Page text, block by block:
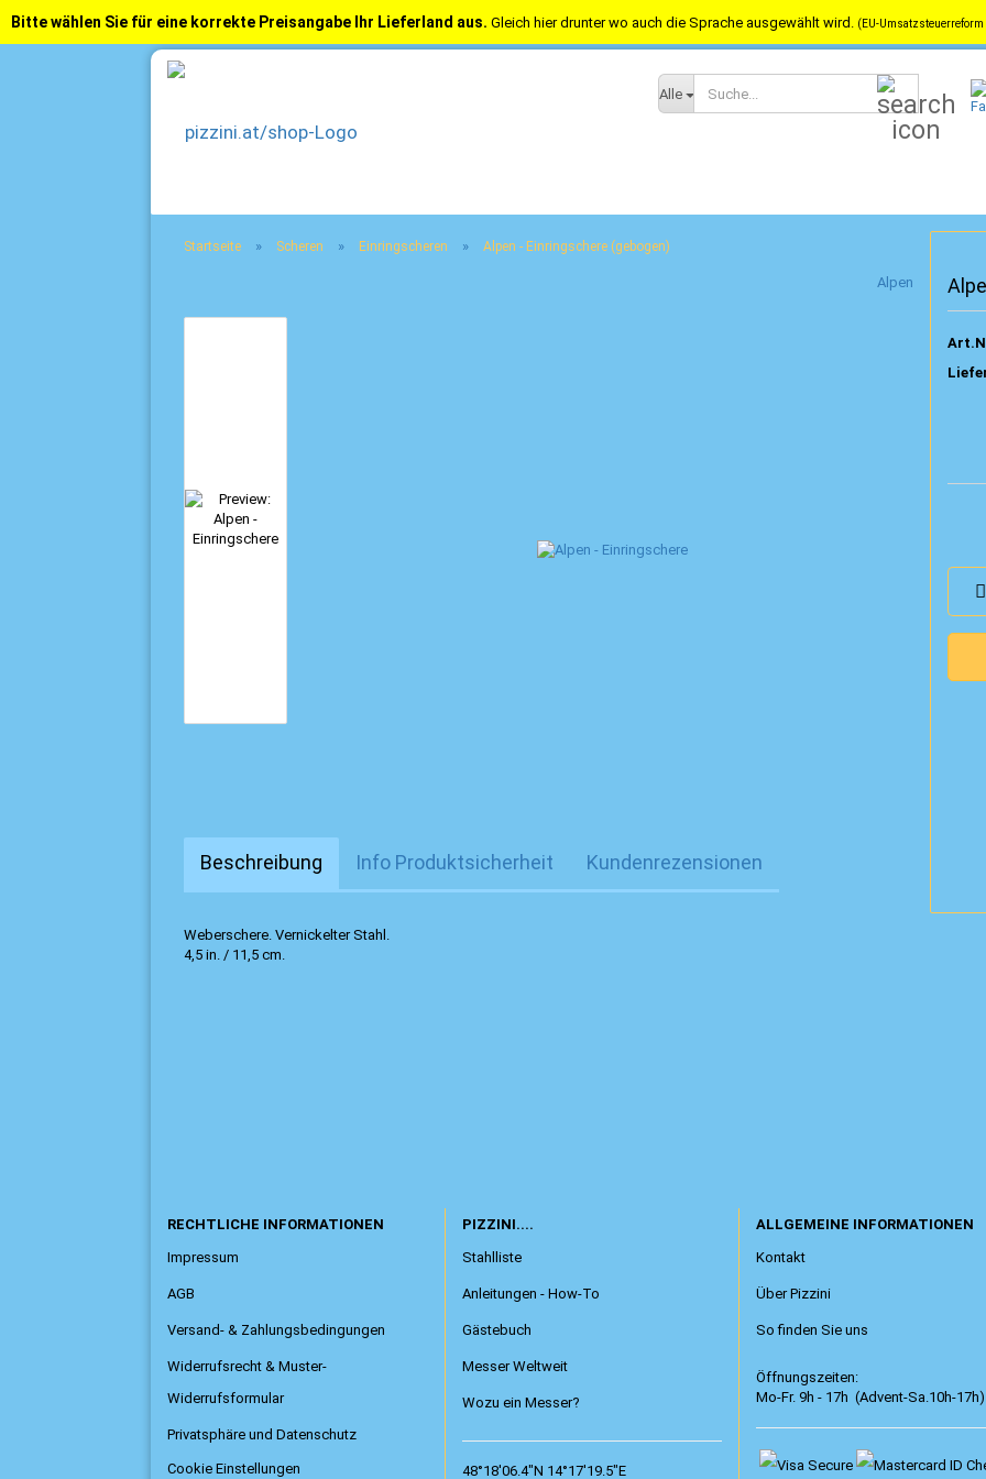
Versandkostenfrei in Österreich ab 100,-- / nach Deutschland ab
Alle
Bitte wählen Sie für eine korrekte Preisangabe Ihr Lieferland aus. Gleich hier drunter wo auch die Sprache ausgewählt wird. (EU-
Startseite » Scheren » Einringscheren » Alpen - Einringschere (gebogen)
Alpen
Beschreibung Info Produktsicherheit Kundenrezensionen
Weberschere. Vernickelter Stahl.
4,5 in. / 11,5 cm.
RECHTLICHE INFORMATIONEN
Impressum
AGB
Versand- & Zahlungsbedingungen
Widerrufsrecht & Muster-
Widerrufsformular
Privatsphäre und Datenschutz
Cookie Einstellungen
PIZZINI....
Stahlliste
Anleitungen - How-To
Gästebuch
Messer Weltweit
Wozu ein Messer?
48°18'06.4"N 14°17'19.5"E
ALLGEMEINE INFORMATIONEN
Kontakt
Über Pizzini
So finden Sie uns
Öffnungszeiten:
Mo-Fr. 9h - 17h (Advent-Sa.10h-17h)